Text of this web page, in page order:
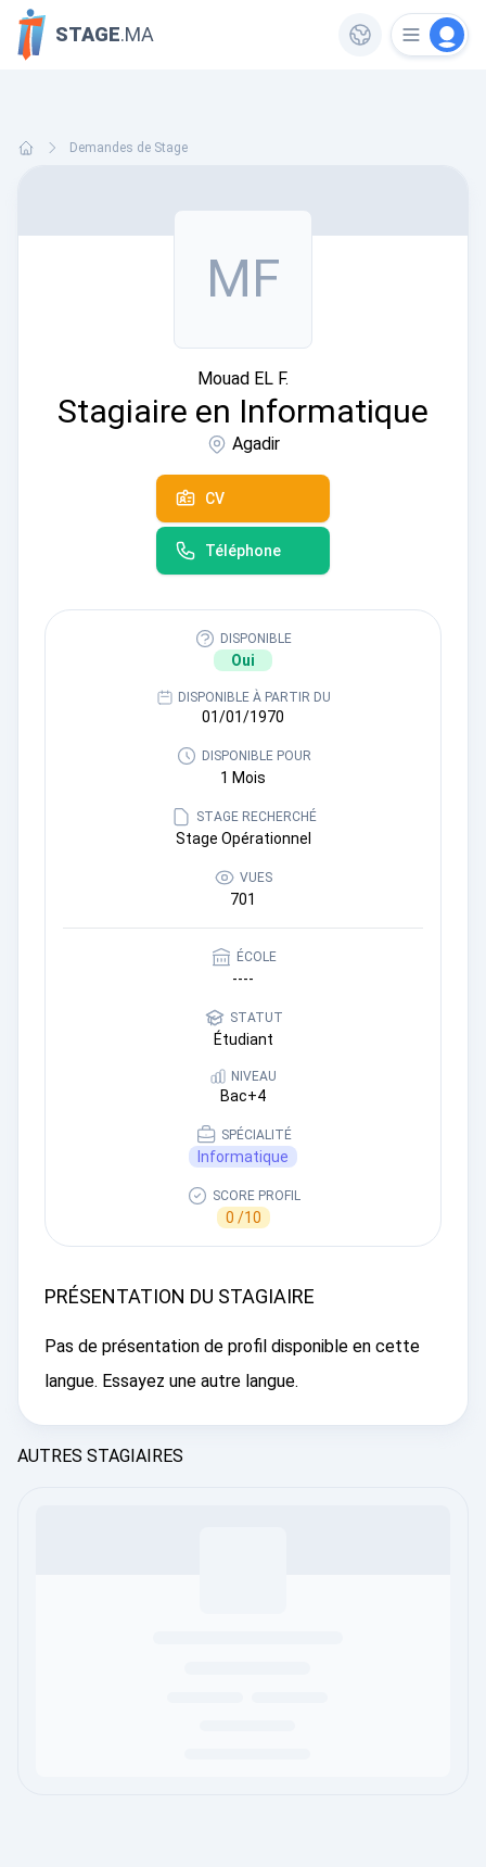
STAGE.MA
Demandes de Stage
MF
Mouad EL F.
Stagiaire en Informatique
Agadir
CV
Téléphone
DISPONIBLE
Oui
DISPONIBLE À PARTIR DU
01/01/1970
DISPONIBLE POUR
1 Mois
STAGE RECHERCHÉ
Stage Opérationnel
VUES
701
ÉCOLE
----
STATUT
Étudiant
NIVEAU
Bac+4
SPÉCIALITÉ
Informatique
SCORE PROFIL
0 /10
PRÉSENTATION DU STAGIAIRE
Pas de présentation de profil disponible en cette
langue. Essayez une autre langue.
AUTRES STAGIAIRES